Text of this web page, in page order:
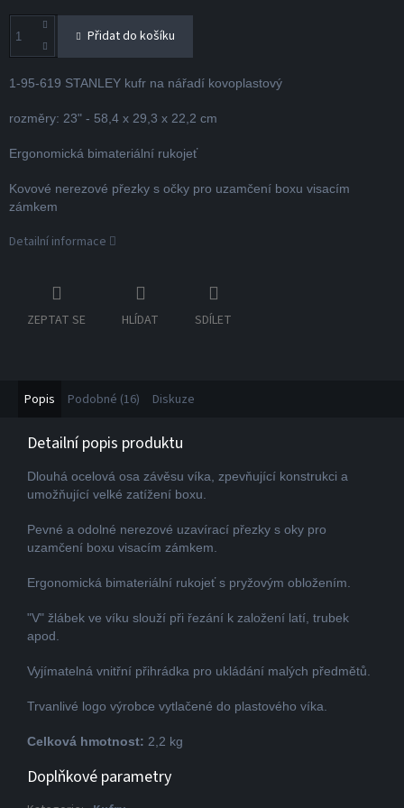
Přidat do košíku
1-95-619 STANLEY kufr na nářadí kovoplastový
rozměry: 23" - 58,4 x 29,3 x 22,2 cm
Ergonomická bimateriální rukojeť
Kovové nerezové přezky s očky pro uzamčení boxu visacím
zámkem
Detailní informace
ZEPTAT SE HLÍDAT SDÍLET
Popis Podobné (16) Diskuze
Detailní popis produktu
Dlouhá ocelová osa závěsu víka, zpevňující konstrukci a
umožňující velké zatížení boxu.
Pevné a odolné nerezové uzavírací přezky s oky pro
uzamčení boxu visacím zámkem.
Ergonomická bimateriální rukojeť s pryžovým obložením.
"V" žlábek ve víku slouží při řezání k založení latí, trubek
apod.
Vyjímatelná vnitřní přihrádka pro ukládání malých předmětů.
Trvanlivé logo výrobce vytlačené do plastového víka.
Celková hmotnost: 2,2 kg
Doplňkové parametry